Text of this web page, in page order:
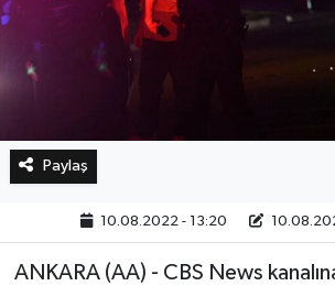
Paylaş
10.08.2022 - 13:20
ANKARA (AA) - CBS News